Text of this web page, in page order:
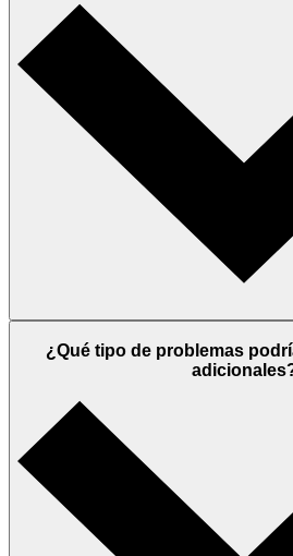
¿Qué tipo de problemas